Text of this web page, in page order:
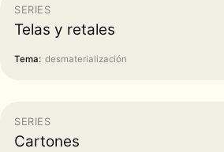
SERIES
Telas y retales
Tema: desmaterialización
SERIES
Cartones